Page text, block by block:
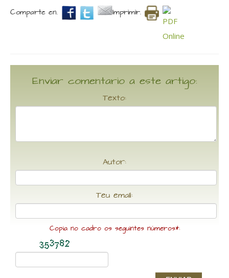
Comparte en. Imprimir.
Enviar comentario a este artigo:
Texto:
Autor:
Teu email:
Copia no cadro os seguintes números*: